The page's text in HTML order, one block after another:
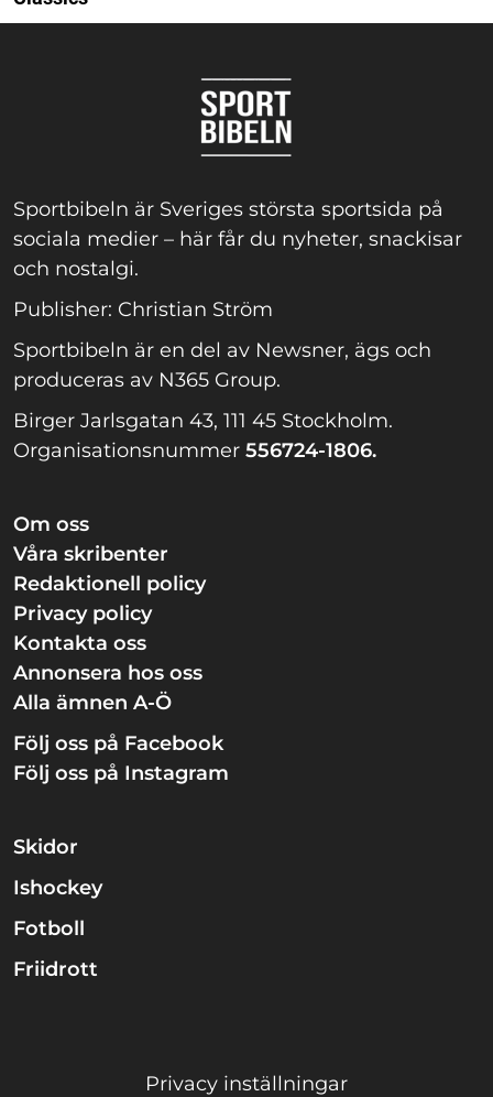
Sportbibeln är Sveriges största sportsida på
sociala medier – här får du nyheter, snackisar
och nostalgi.
Publisher: Christian Ström
Sportbibeln är en del av Newsner, ägs och
produceras av N365 Group.
Birger Jarlsgatan 43, 111 45 Stockholm.
Organisationsnummer 556724-1806.
Om oss
Våra skribenter
Redaktionell policy
Privacy policy
Kontakta oss
Annonsera hos oss
Alla ämnen A-Ö
Följ oss på Facebook
Följ oss på Instagram
Skidor
Ishockey
Fotboll
Friidrott
Privacy inställningar